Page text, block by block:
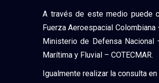
A través de este medio puede
Fuerza Aeroespacial
Ministerio de Defensa Nacional
Marítima y Fluvial – COTECMAR.
Igualmente realizar la consulta